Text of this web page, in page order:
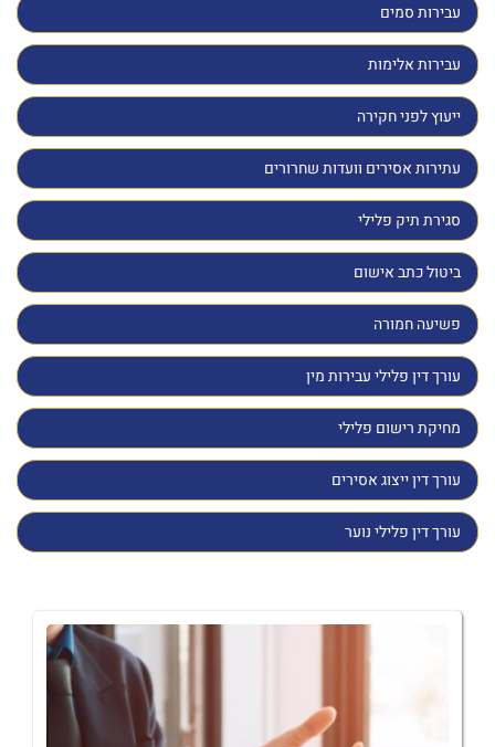
עבירות סמים
עבירות אלימות
ייעוץ לפני חקירה
עתירות אסירים וועדות שחרורים
סגירת תיק פלילי
ביטול כתב אישום
פשיעה חמורה
עורך דין פלילי עבירות מין
מחיקת רישום פלילי
עורך דין ייצוג אסירים
עורך דין פלילי נוער